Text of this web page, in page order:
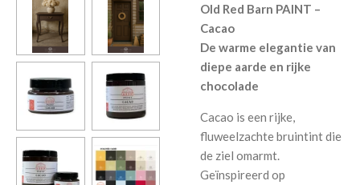
Old Red Barn PAINT –
Cacao
De warme elegantie van
diepe aarde en rijke
chocolade
Cacao is een rijke,
fluweelzachte bruintint die
de ziel omarmt.
Geïnspireerd op